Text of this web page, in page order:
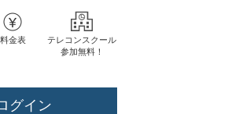
料金表
テレコンスクール
参加無料！
グイン